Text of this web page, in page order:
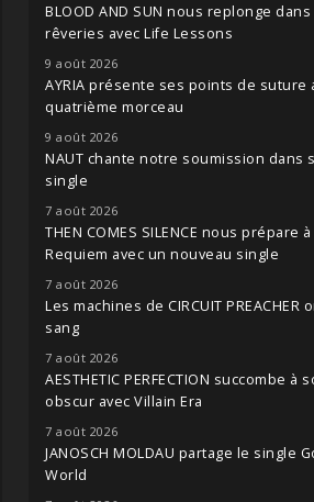
BLOOD AND SUN nous replonge
rêveries avec Life Lessons
9 août 2026
AYRIA présente ses points de suture
quatrième morceau
9 août 2026
NAUT chante notre soumission dans
single
7 août 2026
THEN COMES SILENCE nous prépare
Requiem avec un nouveau single
7 août 2026
Les machines de CIRCUIT PREACHER
sang
7 août 2026
AESTHETIC PERFECTION succombe à
obscur avec Villain Era
7 août 2026
JANOSCH MOLDAU partage le single
World